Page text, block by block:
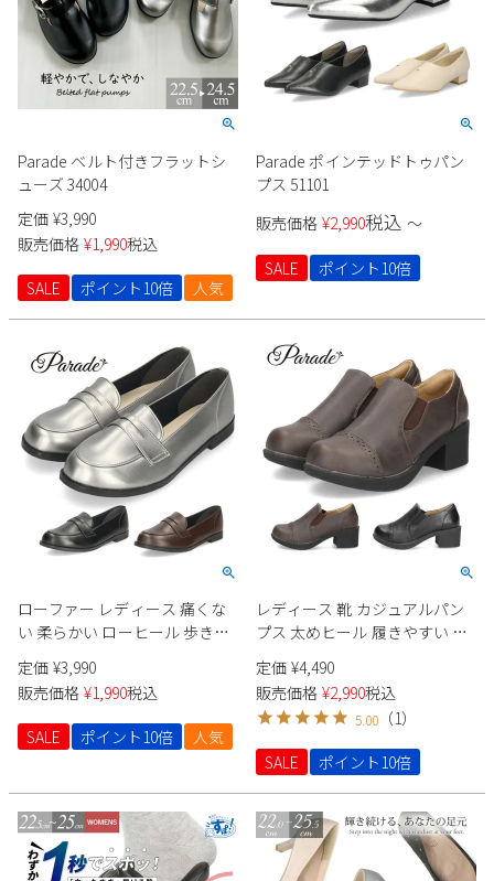
Parade ベルト付きフラットシ
ューズ 34004
定価 ¥3,990
販売価格 ¥1,990税込
SALE
ポイント10倍 人気
Parade ポインテッドトゥパン
プス 51101
販売価格 ¥2,990税込 〜
SALE ポイント10倍
ローファー レディース 痛くな
い 柔らかい ローヒール 歩きや
すい 靴 パンプス 軽い 疲れない
黒 茶色 ブラック ダークブラウ
ン シルバー 日本製 34005 パレ
ード Parade
定価 ¥3,990
販売価格 ¥1,990税込
SALE
ポイント10倍 人気
レディース 靴 カジュアルパン
プス 太めヒール 履きやすい サ
イドゴア ウィングチップ
Parade 297 ダークブラウン ブ
ラック 黒 茶
定価 ¥4,490
販売価格 ¥2,990税込
5.00 （1）
SALE
ポイント10倍